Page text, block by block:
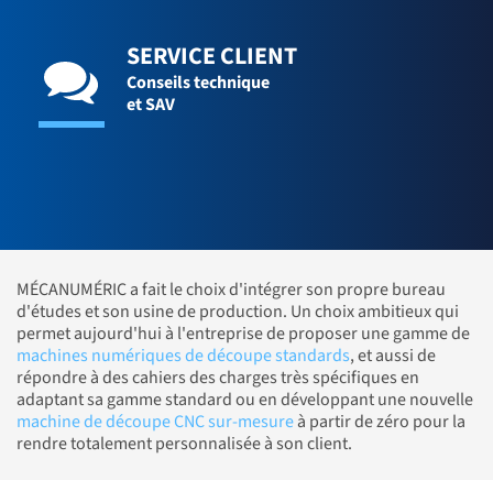
SERVICE CLIENT
Conseils technique
et SAV
MÉCANUMÉRIC a fait le choix d'intégrer son propre bureau
d'études et son usine de production. Un choix ambitieux qui
permet aujourd'hui à l'entreprise de proposer une gamme de
machines numériques de découpe standards, et aussi de
répondre à des cahiers des charges très spécifiques en
adaptant sa gamme standard ou en développant une nouvelle
machine de découpe CNC sur-mesureà partir de zéro pour la
rendre totalement personnalisée à son client.